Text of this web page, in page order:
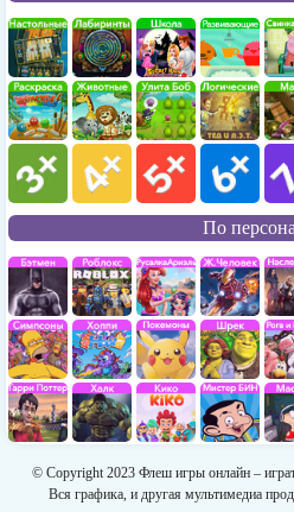
По
© Copyright 2023 Флеш игры онлайн –
Вся графика, и другая мультимедиа